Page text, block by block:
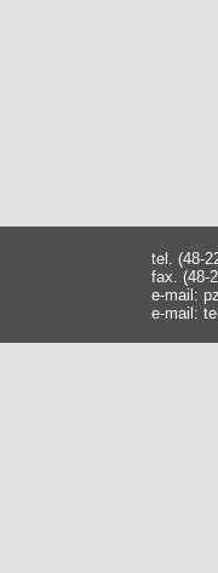
tel. (48-
fax. (48-
e-mail:
e-mail: